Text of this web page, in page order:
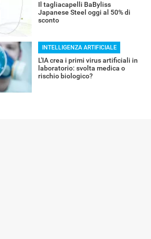
Il tagliacapelli BaByliss
Japanese Steel oggi al 50% di
sconto
INTELLIGENZA ARTIFICIALE
L'IA crea i primi virus artificiali in
laboratorio: svolta medica o
rischio biologico?